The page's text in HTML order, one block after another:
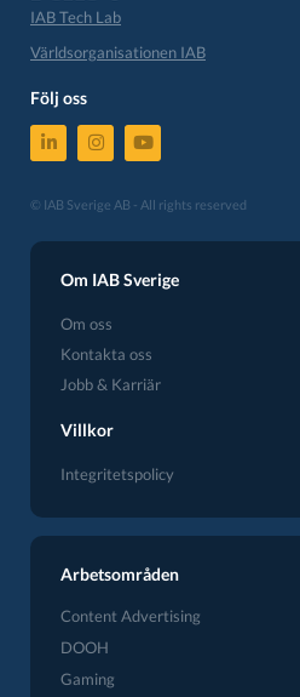
IAB Tech Lab
Världsorganisationen IAB
Följ oss
© IAB Sverige AB - All rights reserved
Om IAB Sverige
Om oss
Kontakta oss
Jobb & Karriär
Villkor
Integritetspolicy
Arbetsområden
Content Advertising
DOOH
Gaming